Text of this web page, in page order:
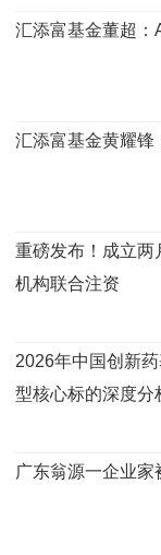
汇添富基金董超：
汇添富基金黄耀锋
重磅发布！成立两
机构联合注资
2026年中国创新
型核心标的深度分
广东翁源一企业